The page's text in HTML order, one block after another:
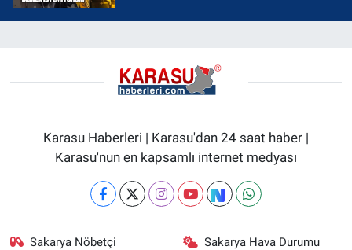
Karasu Haberleri | Karasu'dan 24 saat haber |
Karasu'nun en kapsamlı internet medyası
Sakarya Nöbetçi
Sakarya Hava Durumu